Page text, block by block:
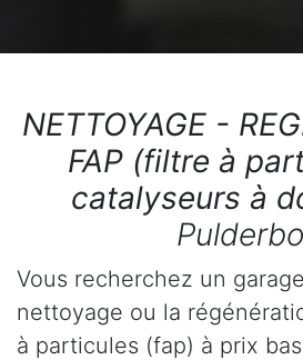
NETTOYAGE -
FAP (filtre à
catalyseurs à
Vous recherchez un
nettoyage ou la
à particules (fap) à prix